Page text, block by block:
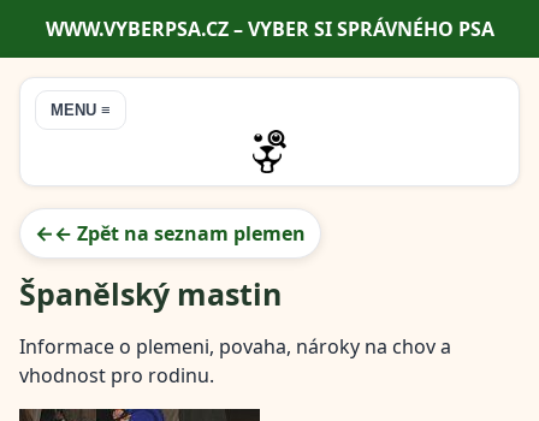
WWW.VYBERPSA.CZ – VYBER SI SPRÁVNÉHO PSA
MENU ≡
← Zpět na seznam plemen
Španělský mastin
Informace o plemeni, povaha, nároky na chov a
vhodnost pro rodinu.